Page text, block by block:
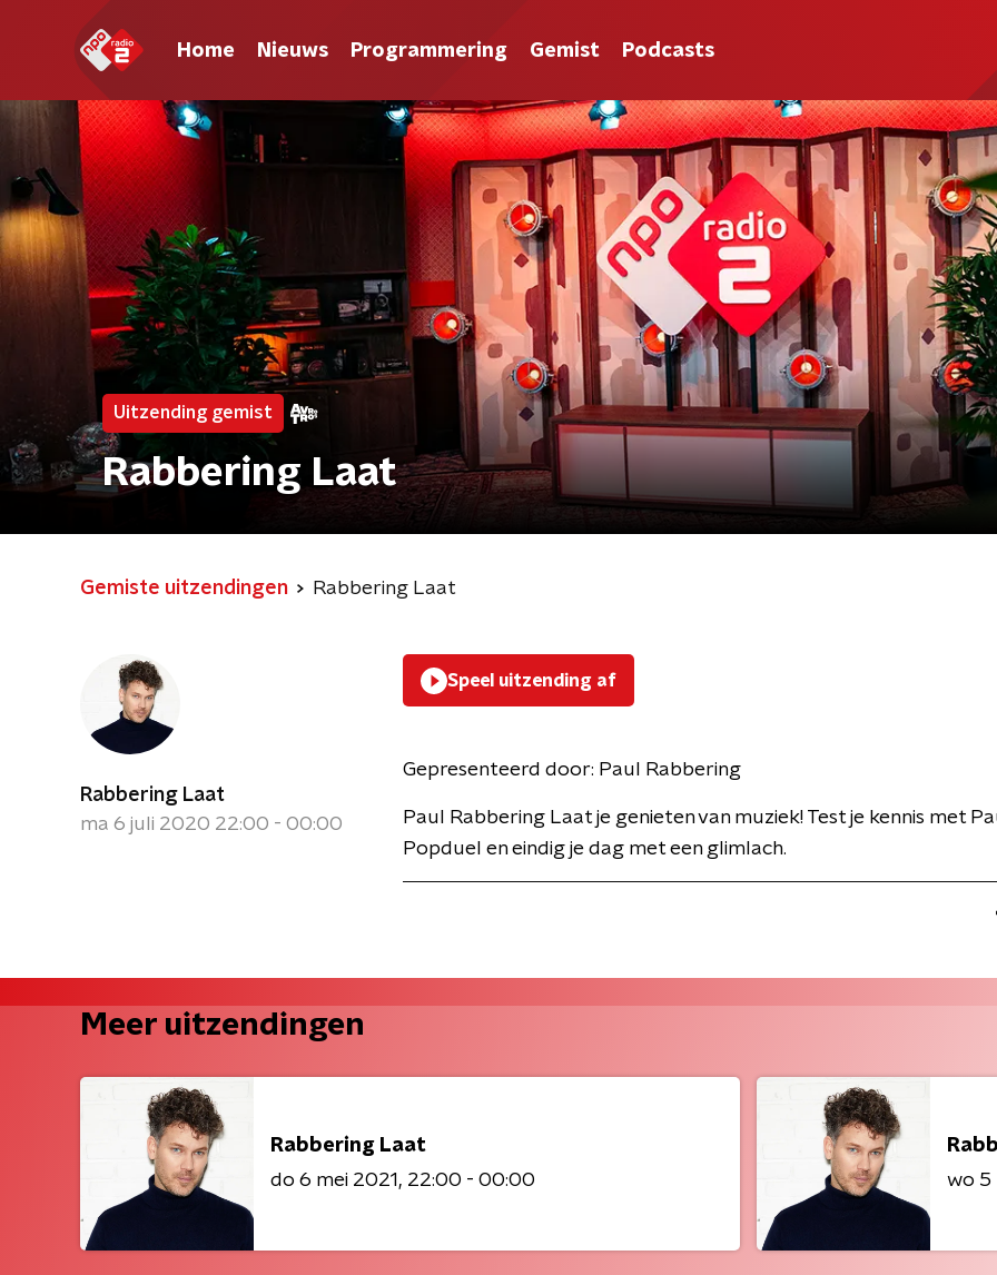
Home Nieuws Programmering Gemist Podcasts
Uitzending gemist
Rabbering Laat
Gemiste uitzendingen Rabbering Laat
Rabbering Laat
ma 6 juli 2020 22:00 - 00:00
Speel uitzending af
Gepresenteerd door: Paul Rabbering
Paul Rabbering Laat je genieten van muziek! Test je kennis met
Popduel en eindig je dag met een glimlach.
Meer uitzendingen
Rabbering Laat
do 6 mei 2021
22:00 - 00:00
wo 5